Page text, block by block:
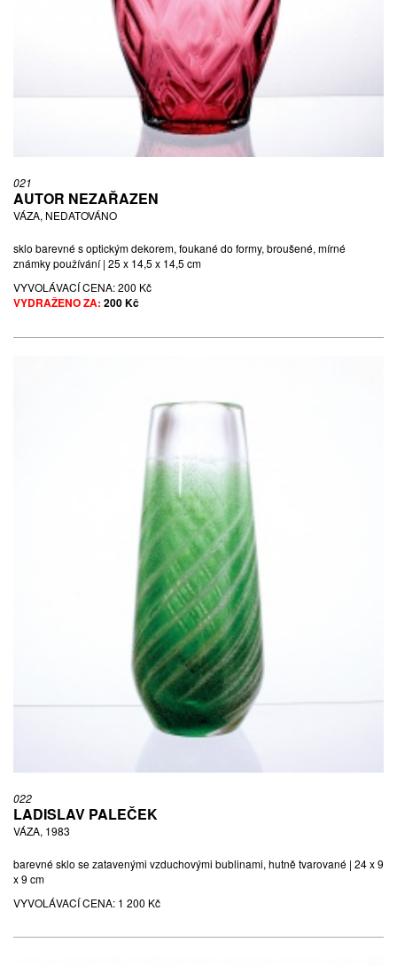
021
AUTOR NEZAŘAZEN
VÁZA, NEDATOVÁNO
sklo barevné s optickým dekorem, foukané do formy, broušené, mírné
známky používání | 25 x 14,5 x 14,5 cm
VYVOLÁVACÍ CENA:200 Kč
VYDRAŽENO ZA: 200 Kč
022
LADISLAV PALEČEK
VÁZA, 1983
barevné sklo se zatavenými vzduchovými bublinami, hutně tvarované | 24 x 9
x 9 cm
VYVOLÁVACÍ CENA: 1 200 Kč